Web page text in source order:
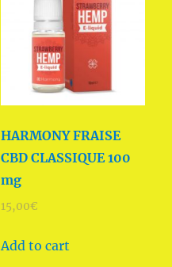
HARMONY FRAISE
CBD CLASSIQUE 100
mg
15,00€
Add to cart